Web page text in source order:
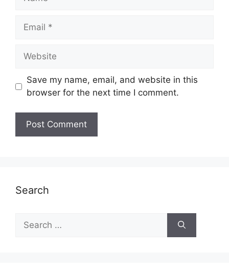
Email
Website
Save my name, email, and website in this
browser for the next time I comment.
Search
for: